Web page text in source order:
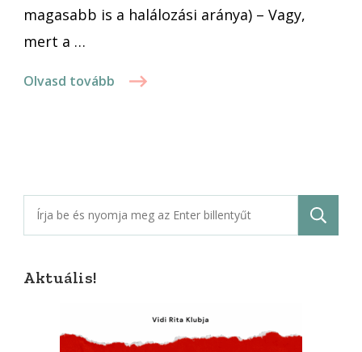
magasabb is a halálozási aránya) – Vagy,
mert a …
Olvasd tovább
Keresés:
Aktuális!